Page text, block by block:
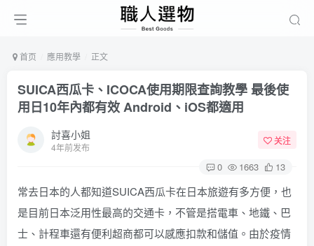
首页 應用教學 正文
SUICA西瓜卡、ICOCA使用期限查詢教學 最後使
用日10年內都有效 Android、iOS都適用
討喜小姐
4年前发布
关注
0 1663 13
常去日本的人都知道SUICA西瓜卡在日本旅遊有多方便，也
是目前日本泛用性最高的交通卡，不管是搭電車、地鐵、巴
士、計程車還有便利超商都可以感應扣款和儲值。由於疫情